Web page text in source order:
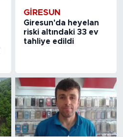
GIRESUN
Giresun'da heyelan
riski altındaki 33 ev
tahliye edildi